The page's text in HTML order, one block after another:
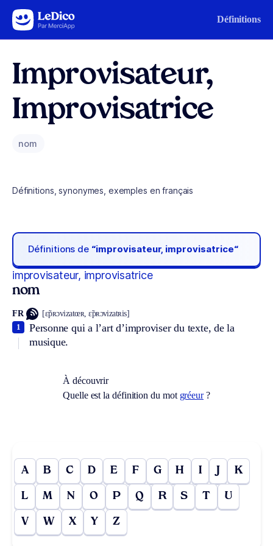
Aller au contenu Définitions
Improvisateur,
Improvisatrice
nom
Définitions, synonymes, exemples en français
Définitions de “improvisateur, improvisatrice“
improvisateur, improvisatrice
nom
FR [ɛ̃pʀɔvizatœʀ, ɛ̃pʀɔvizatʀis]
Personne qui a l’art d’improviser du texte, de la
musique.
1
À découvrir
Quelle est la définition du mot gréeur?
A B C D E F G H I J K
L M N O P Q R S T U
V W X Y Z